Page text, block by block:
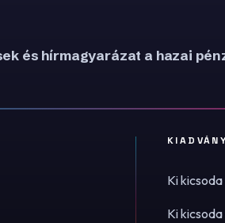
és hírmagyarázat a hazai
Ki
Ki